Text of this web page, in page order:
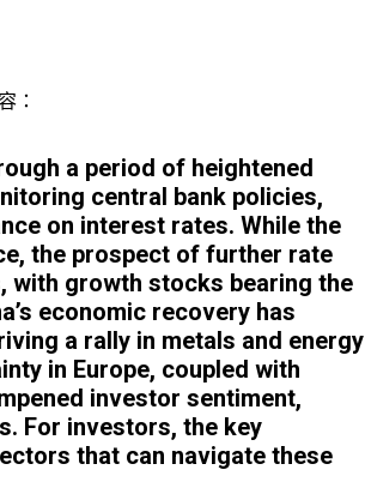
：
a period of heightened
central bank policies,
on interest rates. While the
the prospect of further rate
with growth stocks bearing the
economic recovery has
a rally in metals and energy
in Europe, coupled with
investor sentiment,
For investors, the key
that can navigate these